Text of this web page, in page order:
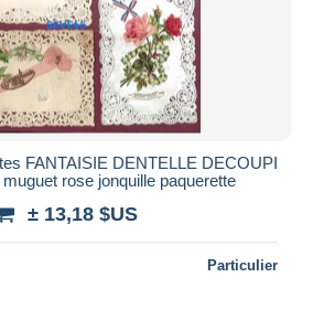
FANTAISIE DENTELLE DECOUPI
rose jonquille paquerette
± 13,18 $US
Particulier